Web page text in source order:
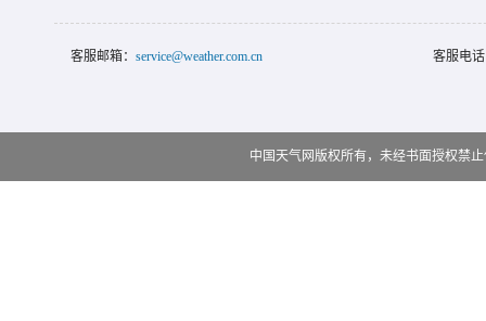
客服邮箱： service@weather.com.cn 客服电
中国天气网版权所有，未经书面授权